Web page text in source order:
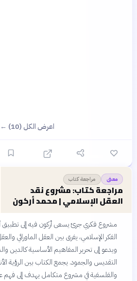
اعرض الكل (10) ←
معنى مراجعة كتاب
مراجعة كتاب: مشروع نقد
العقل الإسلامي | محمد أركون
مشروع فكري جرئ يسعى أركون فيه إلى تطبيق
الفكر الإسلامي، يفرق بين العقل الماورائي
ويدعو إلى تحرير المفاهيم الأساسية كالدين
التقديس والجمود. يجمع الكتاب بين الرؤية
والفلسفية في مشروع متكامل يهدف إلى فهم